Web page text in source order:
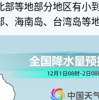
部等地部分地区有小
海南岛、台湾岛等